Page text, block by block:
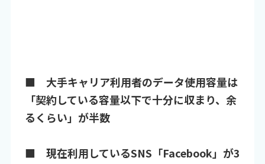
■ 大手キャリア利用者のデータ使用容量は
「契約している容量以下で十分に収まり、余
るくらい」が半数
■ 現在利用しているSNS「Facebook」が3